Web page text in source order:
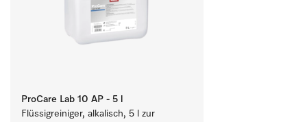
ProCare Lab 10 AP - 5 l
Flüssigreiniger, alkalisch, 5 l zur